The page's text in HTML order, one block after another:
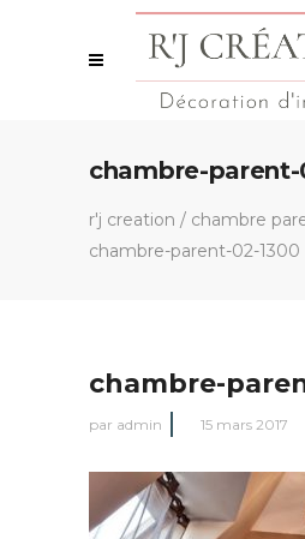
chambre-parent-
r'j creation / chambre
chambre-parent-02-1300
chambre-
par admin 15 mars 2017